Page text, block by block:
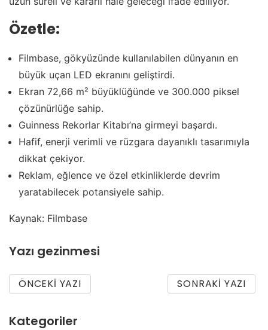
Özetle:
Filmbase, gökyüzünde kullanılabilen dünyanın en
büyük uçan LED ekranını geliştirdi.
Ekran 72,66 m² büyüklüğünde ve 300.000 piksel
çözünürlüğe sahip.
Guinness Rekorlar Kitabı’na girmeyi başardı.
Hafif, enerji verimli ve rüzgara dayanıklı tasarımıyla
dikkat çekiyor.
Reklam, eğlence ve özel etkinliklerde devrim
yaratabilecek potansiyele sahip.
Kaynak: Filmbase
Yazı gezinmesi
ÖNCEKI YAZI SONRAKI YAZI
Kategoriler